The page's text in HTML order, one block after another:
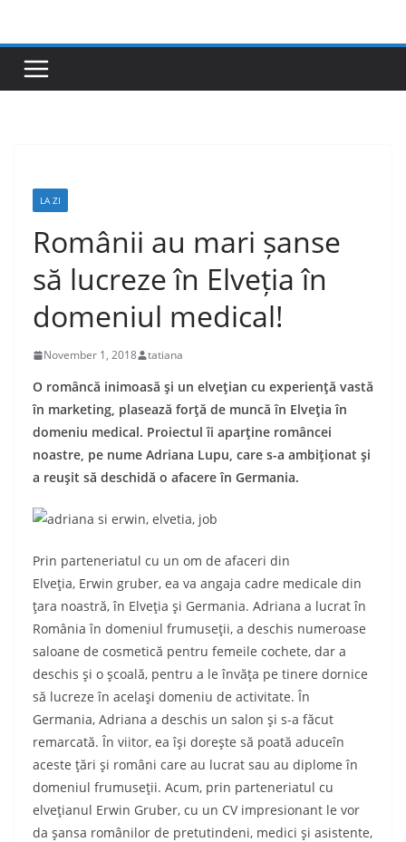
content
LA ZI
Românii au mari șanse
să lucreze în Elveția în
domeniul medical!
November 1, 2018 tatiana
O româncă inimoasă și un elvețian cu experiență vastă
în marketing, plasează forță de muncă în Elveția în
domeniu medical. Proiectul îi aparține româncei
noastre, pe nume Adriana Lupu, care s-a ambiționat și
a reușit să deschidă o afacere în Germania.
Prin parteneriatul cu un om de afaceri din
Elveția, Erwin gruber, ea va angaja cadre medicale din
țara noastră,în Elveția și Germania. Adriana a lucrat în
România în domeniul frumuseții, a deschis numeroase
saloane de cosmetică pentru femeile cochete, dar a
deschis și o școală, pentru a le învăța pe tinere dornice
să lucreze în același domeniu de activitate. În
Germania, Adriana a deschis un salon și s-a făcut
remarcată.În viitor, ea își dorește să poată aduceîn
aceste țări și români care au lucrat sau au diplome în
domeniul frumuseții. Acum, prin parteneriatul cu
elvețianul Erwin Gruber, cu un CV impresionant le vor
da șansa românilor de pretutindeni, medici și asistente,